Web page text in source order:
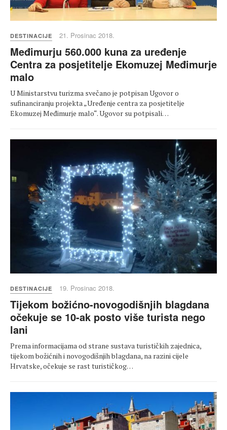
DESTINACIJE 21. Prosinac 2018.
Međimurju 560.000 kuna za uređenje
Centra za posjetitelje Ekomuzej Međimurje
malo
U Ministarstvu turizma svečano je potpisan Ugovor o
sufinanciranju projekta „Uređenje centra za posjetitelje
Ekomuzej Međimurje malo“. Ugovor su potpisali…
DESTINACIJE 19. Prosinac 2018.
Tijekom božićno-novogodišnjih blagdana
očekuje se 10-ak posto više turista nego
lani
Prema informacijama od strane sustava turističkih zajednica,
tijekom božićnih i novogodišnjih blagdana, na razini cijele
Hrvatske, očekuje se rast turističkog…